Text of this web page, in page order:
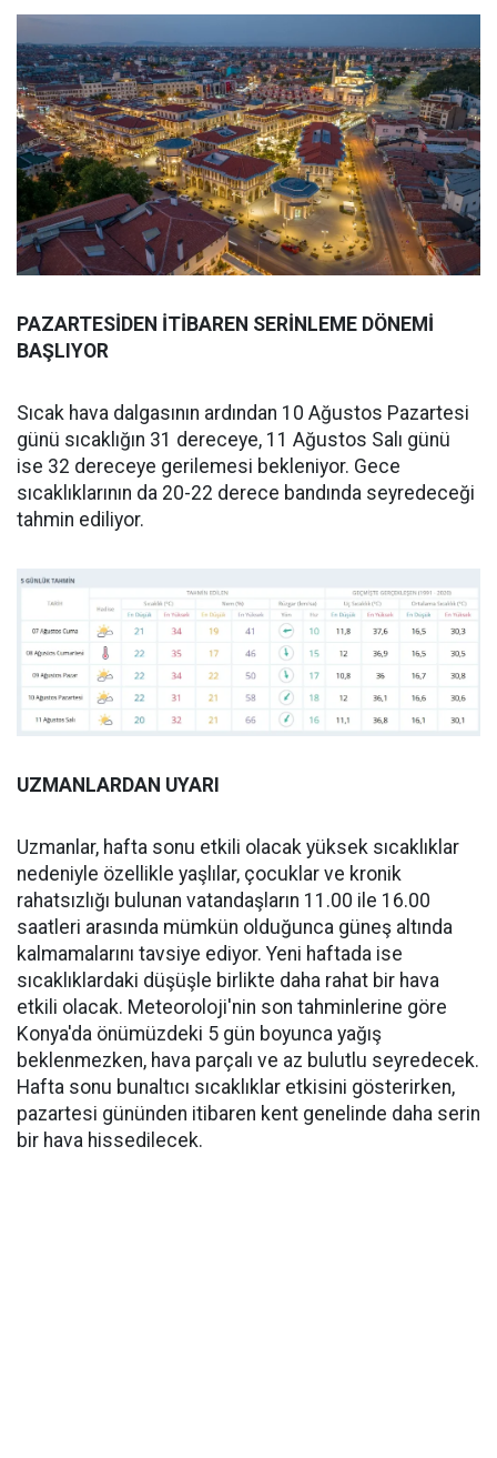
PAZARTESİDEN İTİBAREN SERİNLEME DÖNEMİ
BAŞLIYOR
Sıcak hava dalgasının ardından 10 Ağustos Pazartesi
günü sıcaklığın 31 dereceye, 11 Ağustos Salı günü
ise 32 dereceye gerilemesi bekleniyor. Gece
sıcaklıklarının da 20-22 derece bandında seyredeceği
tahmin ediliyor.
UZMANLARDAN UYARI
Uzmanlar, hafta sonu etkili olacak yüksek sıcaklıklar
nedeniyle özellikle yaşlılar, çocuklar ve kronik
rahatsızlığı bulunan vatandaşların 11.00 ile 16.00
saatleri arasında mümkün olduğunca güneş altında
kalmamalarını tavsiye ediyor. Yeni haftada ise
sıcaklıklardaki düşüşle birlikte daha rahat bir hava
etkili olacak. Meteoroloji'nin son tahminlerine göre
Konya'da önümüzdeki 5 gün boyunca yağış
beklenmezken, hava parçalı ve az bulutlu seyredecek.
Hafta sonu bunaltıcı sıcaklıklar etkisini gösterirken,
pazartesi gününden itibaren kent genelinde daha serin
bir hava hissedilecek.